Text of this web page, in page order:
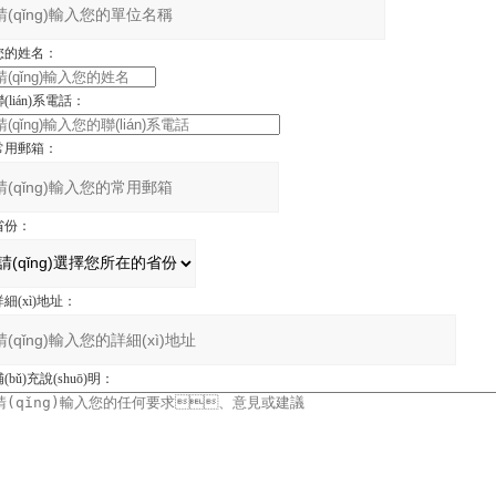
的姓名：
(lián)系電話：
用郵箱：
份：
細(xì)地址：
(bǔ)充說(shuō)明：